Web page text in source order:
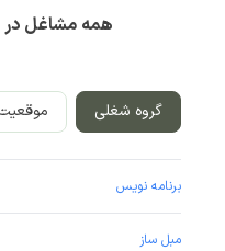
همه مشاغل در
گروه شغلی
برنامه نویس
مبل ساز